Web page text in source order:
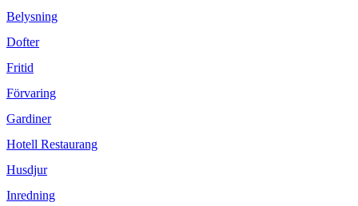
Belysning
Dofter
Fritid
Förvaring
Gardiner
Hotell Restaurang
Husdjur
Inredning